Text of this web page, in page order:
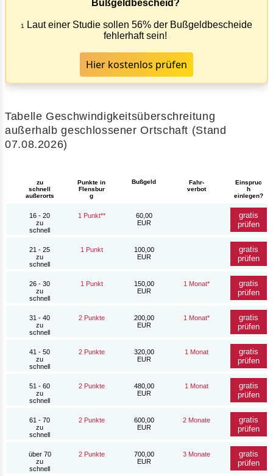
Bußgeldbescheid?
1
Laut einer Studie sollen 56% der Bußgeldbescheide
fehlerhaft sein!
Hier kostenlos prüfen
Tabelle Geschwindigkeitsüberschreitung
außerhalb geschlossener Ortschaft (Stand
07.08.2026)
zu
schnell
außerorts
Punkte in
Flensbur
g
Bußgeld
Fahr-
verbot
Einspruc
h
einlegen?
16 - 20
zu
schnell
1 Punkt**
60,00
EUR
gratis
prüfen
21 - 25
zu
schnell
1 Punkt
100,00
EUR
gratis
prüfen
26 - 30
zu
schnell
1 Punkt
150,00
EUR
1 Monat*
gratis
prüfen
31 - 40
zu
schnell
2 Punkte
200,00
EUR
1 Monat*
gratis
prüfen
41 - 50
zu
schnell
2 Punkte
320,00
EUR
1 Monat
gratis
prüfen
51 - 60
zu
schnell
2 Punkte
480,00
EUR
1 Monat
gratis
prüfen
61 - 70
zu
schnell
2 Punkte
600,00
EUR
2 Monate
gratis
prüfen
über 70
zu
schnell
2 Punkte
700,00
EUR
3 Monate
gratis
prüfen